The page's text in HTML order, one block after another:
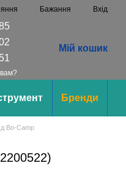
Бажання Вхід
Мій кошик
Бренди
Bo-Camp